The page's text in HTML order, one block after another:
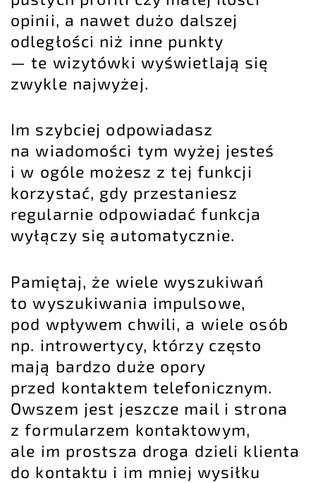
opinii, a nawet dużo dalszej
odległości niż inne punkty
— te wizytówki wyświetlają się
zwykle najwyżej.
Im szybciej odpowiadasz
na wiadomości tym wyżej jesteś
i w ogóle możesz z tej funkcji
korzystać, gdy przestaniesz
regularnie odpowiadać funkcja
wyłączy się automatycznie.
Pamiętaj, że wiele wyszukiwań
to wyszukiwania impulsowe,
pod wpływem chwili, a wiele osób
np. introwertycy, którzy często
mają bardzo duże opory
przed kontaktem telefonicznym.
Owszem jest jeszcze mail i strona
z formularzem kontaktowym,
ale im prostsza droga dzieli klienta
do kontaktu i im mniej wysiłku